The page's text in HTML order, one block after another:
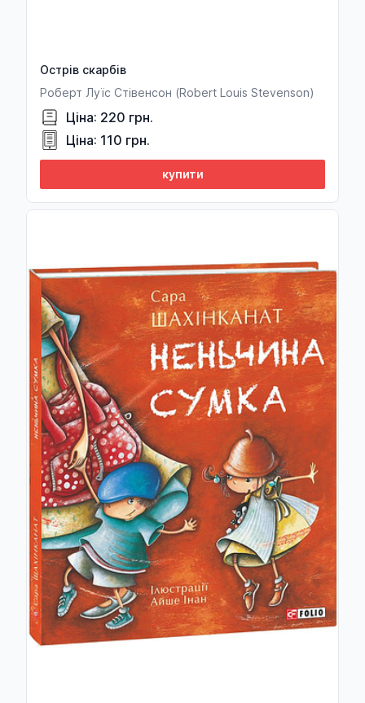
Франсуа Вийон
Володимир Винниченко
Юрій Винничук
Дмитро Вирський (упорядник)
Павло Вишебаба
Михайло Відейко
Дарія Віконська
Олександр Вільчинський
Микола Вінграновський
Станіслав Вінценз
Станіслав Віткевич
Ірина Власенко
Наташа Влащенко
Олекса Влизько
Юрко Вовк
Марко Вовчок
Тетяна Водотика
Марина Война
Острів скарбів
Роберт Луїс Стівенсон (Robert Louis Stevenson)
Ціна: 220 грн.
Ціна: 110 грн.
купити